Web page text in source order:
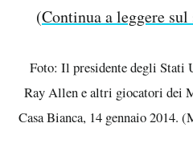
(Continua a leggere
Foto: Il presidente degli Stati
Ray Allen e altri giocatori dei
Casa Bianca, 14 gennaio